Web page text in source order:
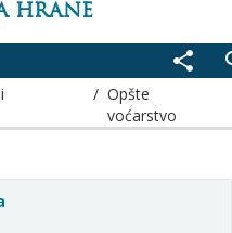
HRANE
share
/Opšte
voćarstvo